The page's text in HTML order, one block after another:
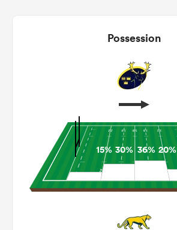
Possession
15% 30% 36% 20%